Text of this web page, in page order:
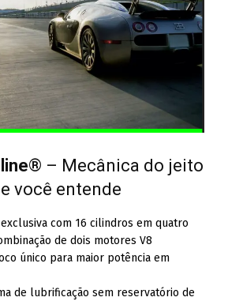
® – Mecânica do jeito
você entende
com 16 cilindros em quatro
de dois motores V8
único para maior potência em
de lubrificação sem reservatório de